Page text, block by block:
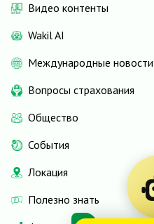
Видео контенты
Wakil AI
Международные новости
Вопросы страхования
Общество
События
Локация
Полезно знать